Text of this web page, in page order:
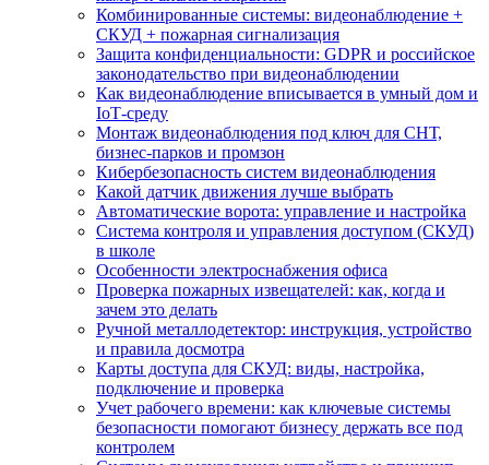
Комбинированные системы: видеонаблюдение +
СКУД + пожарная сигнализация
Защита конфиденциальности: GDPR и российское
законодательство при видеонаблюдении
Как видеонаблюдение вписывается в умный дом и
IoT‑среду
Монтаж видеонаблюдения под ключ для СНТ,
бизнес‑парков и промзон
Кибербезопасность систем видеонаблюдения
Какой датчик движения лучше выбрать
Автоматические ворота: управление и настройка
Система контроля и управления доступом (СКУД)
в школе
Особенности электроснабжения офиса
Проверка пожарных извещателей: как, когда и
зачем это делать
Ручной металлодетектор: инструкция, устройство
и правила досмотра
Карты доступа для СКУД: виды, настройка,
подключение и проверка
Учет рабочего времени: как ключевые системы
безопасности помогают бизнесу держать все под
контролем